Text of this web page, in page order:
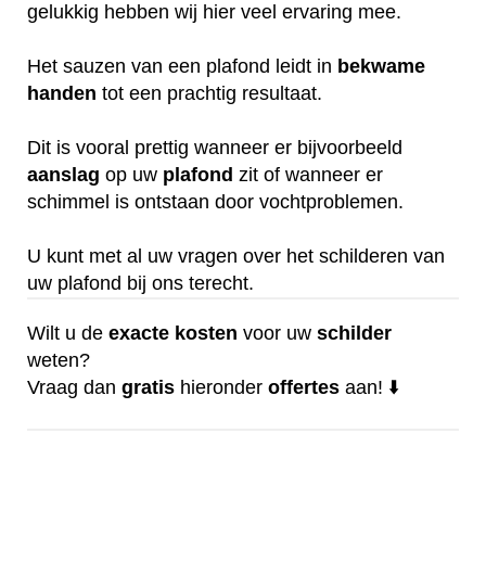
gelukkig hebben wij hier veel ervaring mee.
Het sauzen van een plafond leidt in bekwame
handen tot een prachtig resultaat.
Dit is vooral prettig wanneer er bijvoorbeeld
aanslag op uw plafond zit of wanneer er
schimmel is ontstaan door vochtproblemen.
U kunt met al uw vragen over het schilderen van
uw plafond bij ons terecht.
Wilt u de exacte kosten voor uw schilder
weten?
Vraag dan gratis hieronder offertes aan! ⬇️